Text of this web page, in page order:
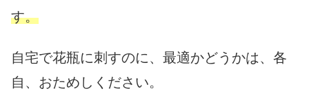
す。
自宅で花瓶に刺すのに、最適かどうかは、各
自、おためしください。